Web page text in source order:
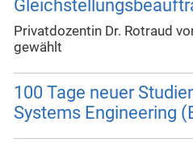
Privatdozentin Dr. Rotraud
gewählt
100 Tage neuer
Systems Engineering